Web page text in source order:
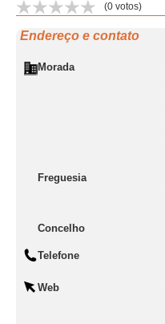
(0 votos)
Endereço e contato
Morada
Freguesia
Concelho
Telefone
Web